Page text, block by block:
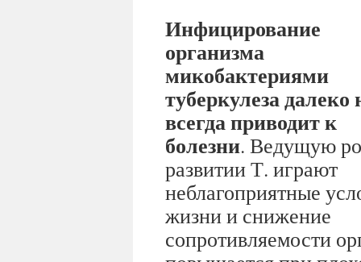
Инфицирование
организма
микобактериями
туберкулеза далеко
всегда приводит к
болезни. Ведущую
развитии Т. играют
неблагоприятные
жизни и снижение
сопротивляемости